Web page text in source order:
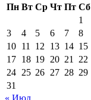
Пн Вт Ср Чт Пт Сб
1
3
4 5 6 7 8
10 11 12 13 14 15
17 18 19 20 21 22
24 25 26 27 28 29
31
« Июл